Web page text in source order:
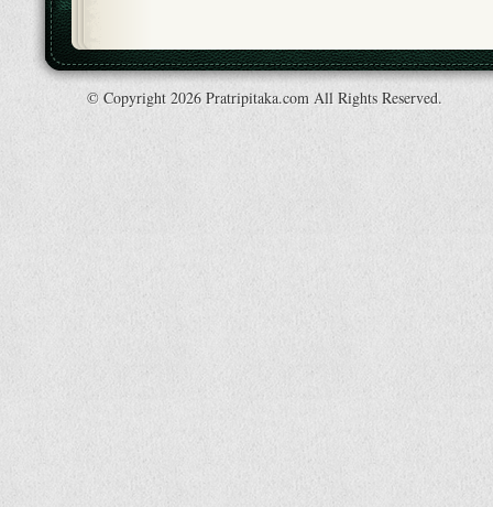
© Copyright 2026 Pratripitaka.com All Rights Reserved.